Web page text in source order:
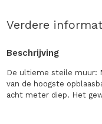
Verdere
Beschrijving
De ultieme steile muur:
van de hoogste
acht meter diep. Het